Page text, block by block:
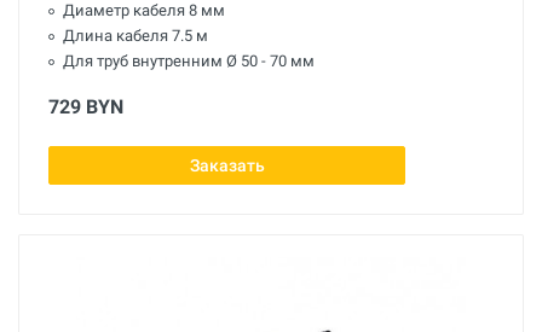
Диаметр кабеля 8 мм
Длина кабеля 7.5 м
Для труб внутренним Ø 50 - 70 мм
729 BYN
Заказать